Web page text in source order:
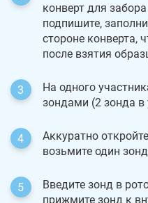
конверт для
подпишите,
стороне конверта,
после взятия
На одного
зондами (2 зонда в
Аккуратно
возьмите один
Введите зонд в
прижмите зонд к